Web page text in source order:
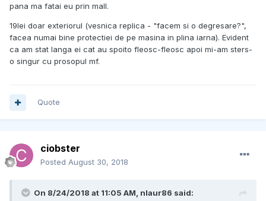
pana ma fatai eu prin mall.
19lei doar exteriorul (vesnica replica - "facem si o degresare?",
facea numai bine protectiei de pe masina in plina iarna). Evident
ca am stat langa ei cat au spoito fleosc-fleosc apoi mi-am sters-
o singur cu prosopul mf.
Quote
ciobster
Posted August 30, 2018
On 8/24/2018 at 11:05 AM, nlaur86 said: